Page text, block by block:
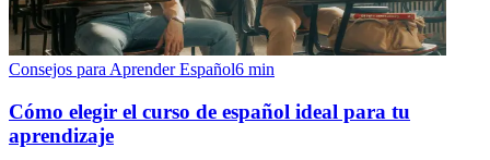
Consejos para Aprender Español6 min
Cómo elegir el curso de español ideal para tu
aprendizaje